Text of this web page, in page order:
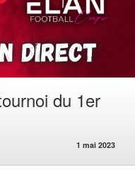
du 1er
1 mai 2023